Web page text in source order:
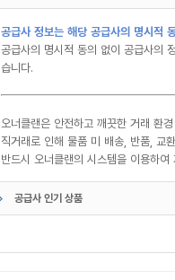
공급사 정보는 해당 공급사의 명시적
공급사의 명시적 동의 없이 공급사의
습니다.
오너클랜은 안전하고 깨끗한 거래 환
직거래로 인해 물품 미 배송, 반품, 교
반드시 오너클랜의 시스템을 이용하
공급사 인기 상품